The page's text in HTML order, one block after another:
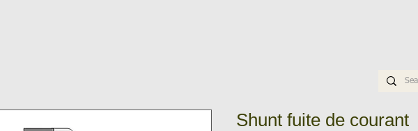
Shunt fuite de courant